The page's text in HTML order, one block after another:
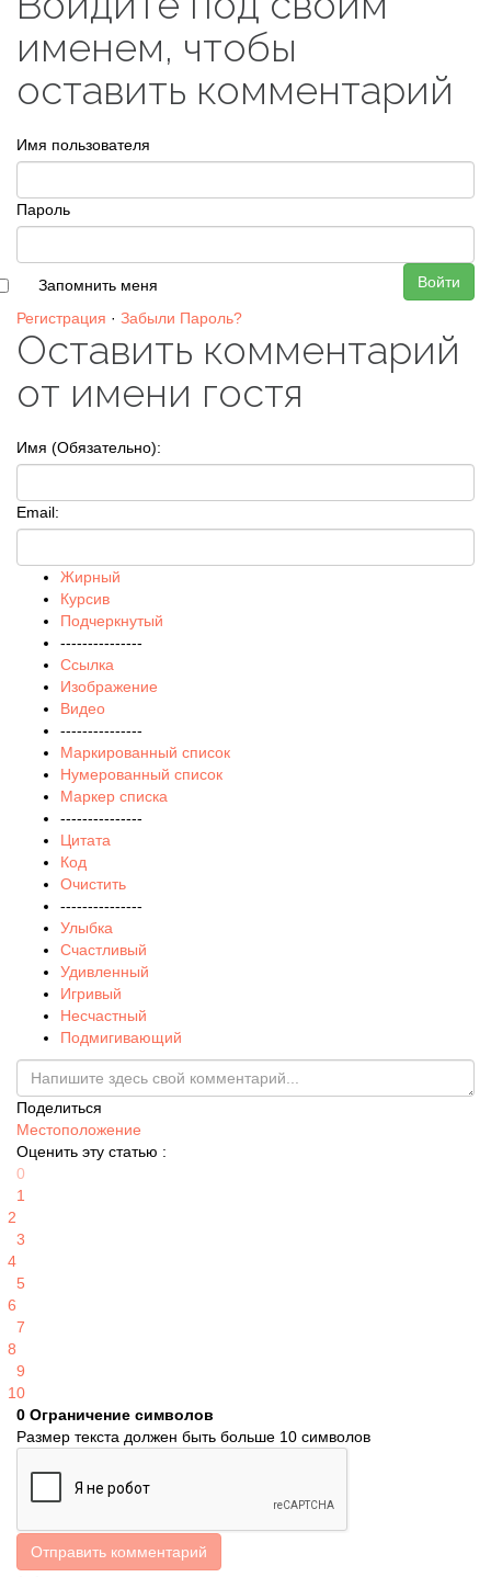
именем, чтобы
оставить комментарий
Имя пользователя
Пароль
Войти
Запомнить меня
Регистрация · Забыли Пароль?
Оставить комментарий
от имени гостя
Имя (Обязательно):
Email:
Жирный
Курсив
Подчеркнутый
---------------
Ссылка
Изображение
Видео
---------------
Маркированный список
Нумерованный список
Маркер списка
---------------
Цитата
Код
Очистить
---------------
Улыбка
Счастливый
Удивленный
Игривый
Несчастный
Подмигивающий
Поделиться
Местоположение
Оценить эту статью :
0
1
2
3
4
5
6
7
8
9
10
0 Ограничение символов
Размер текста должен быть больше 10 символов
Отправить комментарий